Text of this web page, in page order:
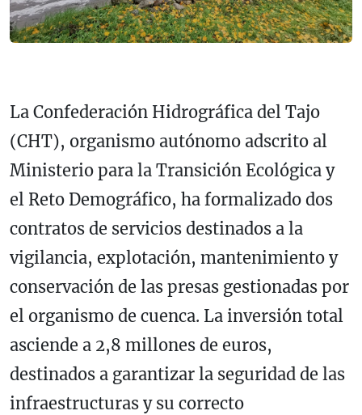
La Confederación Hidrográfica del Tajo
(CHT), organismo autónomo adscrito al
Ministerio para la Transición Ecológica y
el Reto Demográfico, ha formalizado dos
contratos de servicios destinados a la
vigilancia, explotación, mantenimiento y
conservación de las presas gestionadas por
el organismo de cuenca. La inversión total
asciende a 2,8 millones de euros,
destinados a garantizar la seguridad de las
infraestructuras y su correcto